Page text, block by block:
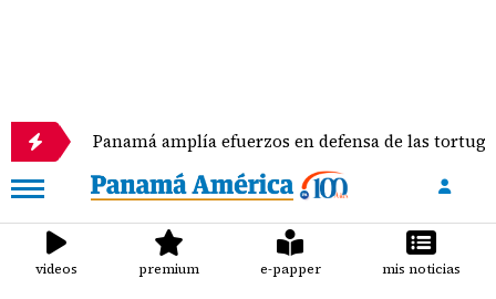
Panamá amplía efuerzos en defensa de las tortugas
videos premium e-papper mis noticias